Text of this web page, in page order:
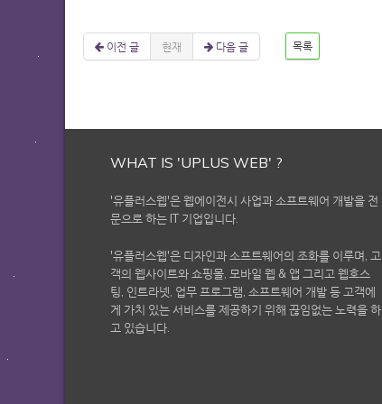
이전 글 현재 다음 글 목록
WHAT IS 'UPLUS WEB' ?
'유플러스웹'은 웹에이전시 사업과 소프트웨어 개발을 전
문으로 하는 IT 기업입니다.
'유플러스웹'은 디자인과 소프트웨어의 조화를 이루며, 고
객의 웹사이트와 쇼핑몰, 모바일 웹 & 앱 그리고 웹호스
팅, 인트라넷, 업무 프로그램, 소프트웨어 개발 등 고객에
게 가치 있는 서비스를 제공하기 위해 끊임없는 노력을 하
고 있습니다.